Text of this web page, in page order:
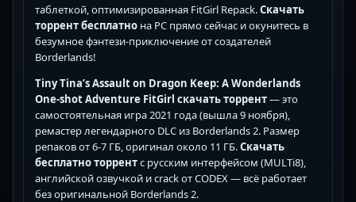
таблеткой, оптимизированная FitGirl Repack.Скачать
торрент бесплатно на PC прямо сейчас и окунитесь в
безумное фэнтези-приключение от создателей
Borderlands!
Tiny Tina’s Assault on Dragon Keep: A Wonderlands
One-shot Adventure FitGirl скачать торрент— это
самостоятельная игра 2021 года (вышла 9 ноября),
ремастер легендарного DLC из Borderlands 2. Размер
репаков от 6-7 ГБ, оригинал около 11 ГБ.Скачать
бесплатно торрентс русским интерфейсом (MULTi8),
английской озвучкой и crack от CODEX — всё работает
без оригинальной Borderlands 2.